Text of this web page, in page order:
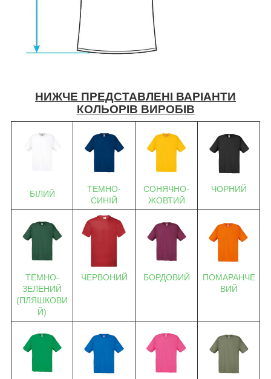
НИЖЧЕ ПРЕДСТАВЛЕНІ ВАРІАНТИ
КОЛЬОРІВ ВИРОБІВ
БІЛИЙ
ТЕМНО-
СИНІЙ
СОНЯЧНО-
ЖОВТИЙ
ЧОРНИЙ
ТЕМНО-
ЗЕЛЕНИЙ
(ПЛЯШКОВИ
Й)
ЧЕРВОНИЙ БОРДОВИЙ
ПОМАРАНЧЕ
ВИЙ